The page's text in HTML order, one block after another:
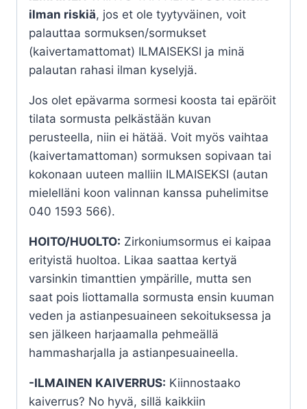
ilman riskiä, jos et ole tyytyväinen, voit
palauttaa sormuksen/sormukset
(kaivertamattomat) ILMAISEKSI ja minä
palautan rahasi ilman kyselyjä.
Jos olet epävarma sormesi koosta tai epäröit
tilata sormusta pelkästään kuvan
perusteella, niin ei hätää. Voit myös vaihtaa
(kaivertamattoman) sormuksen sopivaan tai
kokonaan uuteen malliin ILMAISEKSI (autan
mielelläni koon valinnan kanssa puhelimitse
040 1593 566).
HOITO/HUOLTO: Zirkoniumsormus ei kaipaa
erityistä huoltoa. Likaa saattaa kertyä
varsinkin timanttien ympärille, mutta sen
saat pois liottamalla sormusta ensin kuuman
veden ja astianpesuaineen sekoituksessa ja
sen jälkeen harjaamalla pehmeällä
hammasharjalla ja astianpesuaineella.
-ILMAINEN KAIVERRUS: Kiinnostaako
kaiverrus? No hyvä, sillä kaikkiin